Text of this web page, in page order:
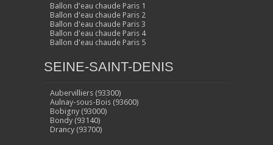
Ballon d'eau chaude Paris 1
Ballon d'eau chaude Paris 2
Ballon d'eau chaude Paris 3
Ballon d'eau chaude Paris 4
Ballon d'eau chaude Paris 5
SEINE-SAINT-DENIS
Aubervilliers (93300)
Aulnay-sous-Bois (93600)
Bobigny (93000)
Bondy (93140)
Drancy (93700)